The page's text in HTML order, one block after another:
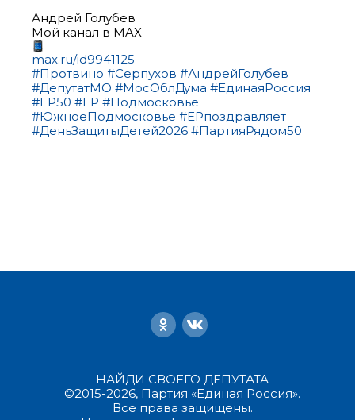
Андрей Голубев
Мой канал в MAX
max.ru/id9941125
#Протвино #Серпухов #АндрейГолубев
#ДепутатМО #МосОблДума #ЕдинаяРоссия
#ЕР50 #ЕР #Подмосковье
#ЮжноеПодмосковье #ЕРпоздравляет
#ДеньЗащитыДетей2026 #ПартияРядом50
НАЙДИ СВОЕГО ДЕПУТАТА
©2015-2026, Партия «Единая Россия».
Все права защищены.